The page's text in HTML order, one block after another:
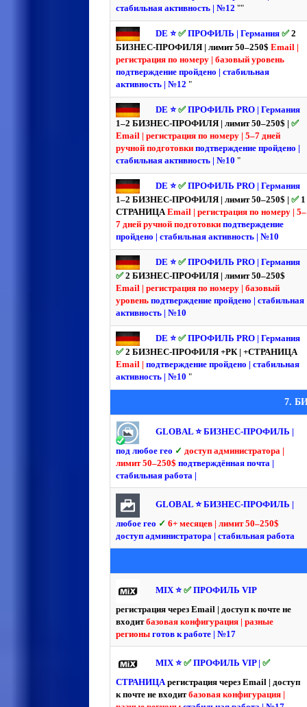
стабильная активность | №12 ""
DE ⭐️ ✅ ПРОФИЛЬ | Германия ✅ 2
БИЗНЕС-ПРОФИЛЯ | лимит 50–250$ Email |
регистрация по номеру | базовый уровень
подтверждение пройдено | стабильная
активность | №12 "
DE ⭐️ ✅ ПРОФИЛЬ PRO | Германия
1–2 БИЗНЕС-ПРОФИЛЯ | лимит 50–250$ | ✅
Email | регистрация по номеру | 5–7 дней
ручной подготовки подтверждение пройдено |
стабильная активность | №10 "
DE ⭐️ ✅ ПРОФИЛЬ PRO | Германия
1–2 БИЗНЕС-ПРОФИЛЯ | лимит 50–250$ | ✅ 1
СТРАНИЦАEmail | регистрация по номеру | 5–
7 дней ручной подготовки подтверждение
пройдено | стабильная активность | №10
DE ⭐️ ✅ ПРОФИЛЬ PRO | Германия
✅ 2 БИЗНЕС-ПРОФИЛЯ | лимит 50–250$
Email | регистрация по номеру | базовый
уровень подтверждение пройдено | стабильная
активность | №10
DE ⭐️ ✅ ПРОФИЛЬ PRO | Германия
✅ 2 БИЗНЕС-ПРОФИЛЯ +РК | +СТРАНИЦА
Email | подтверждение пройдено | стабильная
активность | №10 "
7.
GLOBAL ⭐️ БИЗНЕС-ПРОФИЛЬ |
под любое гео ✓ доступ администратора |
лимит 50–250$ подтверждённая почта |
стабильная работа |
GLOBAL ⭐️ БИЗНЕС-ПРОФИЛЬ |
любое гео ✓ 6+ месяцев | лимит 50–250$
доступ администратора | стабильная работа
MIX ⭐️ ✅ ПРОФИЛЬ VIP
регистрация через Email | доступ к почте не
входитбазовая конфигурация | разные
регионы готов к работе | №17
MIX ⭐️ ✅ ПРОФИЛЬ VIP | ✅
СТРАНИЦА регистрация через Email | доступ
к почте не входитбазовая конфигурация |